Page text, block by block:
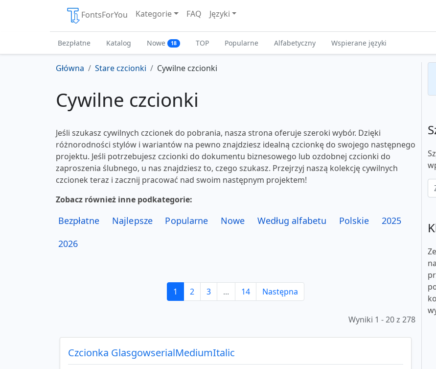
FontsForYou Kategorie FAQ Języki
Bezpłatne Katalog Nowe 18 TOP Popularne Alfabetyczny Wspierane języki
Główna Stare czcionki Cywilne czcionki
Cywilne czcionki
Jeśli szukasz cywilnych czcionek do pobrania, nasza strona oferuje szeroki wybór. Dzięki
różnorodności stylów i wariantów na pewno znajdziesz idealną czcionkę do swojego następnego
projektu. Jeśli potrzebujesz czcionki do dokumentu biznesowego lub ozdobnej czcionki do
zaproszenia ślubnego, u nas znajdziesz to, czego szukasz. Przejrzyj naszą kolekcję cywilnych
czcionek teraz i zacznij pracować nad swoim następnym projektem!
Zobacz również inne podkategorie:
Bezpłatne Najlepsze Popularne Nowe Według alfabetu Polskie
2025
2026
1 2 3 ... 14 Następna
Wyniki 1 - 20 z 278
Czcionka GlasgowserialMediumItalic